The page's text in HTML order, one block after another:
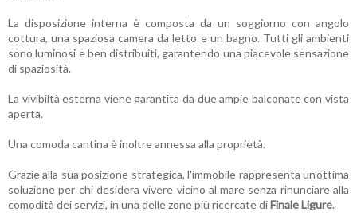
La disposizione interna è composta da un soggiorno con angolo
cottura, una spaziosa camera da letto e un bagno. Tutti gli ambienti
sono luminosi e ben distribuiti, garantendo una piacevole sensazione
di spaziosità.
La vivibiltà esterna viene garantita da due ampie balconate con vista
aperta.
Una comoda cantina è inoltre annessa alla proprietà.
Grazie alla sua posizione strategica, l'immobile rappresenta un'ottima
soluzione per chi desidera vivere vicino al mare senza rinunciare alla
comodità dei servizi, in una delle zone più ricercate diFinale Ligure.